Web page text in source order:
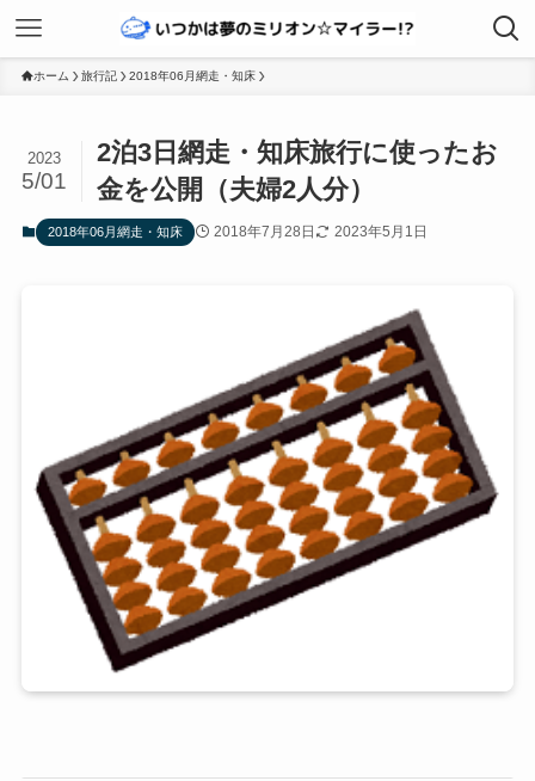
ホーム 旅行記 2018年06月網走・知床
2泊3日網走・知床旅行に使ったお
金を公開（夫婦2人分）
2023
5/01
2018年06月網走・知床 2018年7月28日 2023年5月1日